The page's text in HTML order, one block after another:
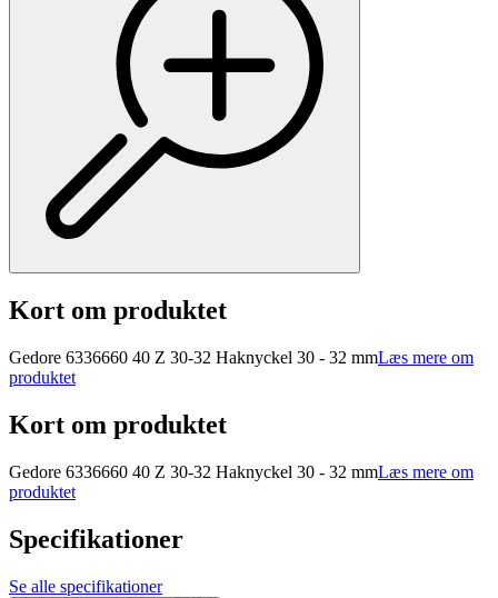
Kort om produktet
Gedore 6336660 40 Z 30-32 Haknyckel 30 - 32 mmLæs mere om
produktet
Kort om produktet
Gedore 6336660 40 Z 30-32 Haknyckel 30 - 32 mmLæs mere om
produktet
Specifikationer
Se alle specifikationer